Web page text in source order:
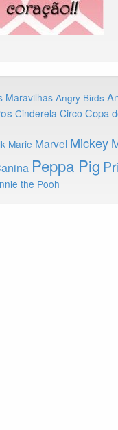
Maravilhas Angry Birds
Cinderela Circo Copa
Marie Marvel Mickey
Peppa Pig
the Pooh